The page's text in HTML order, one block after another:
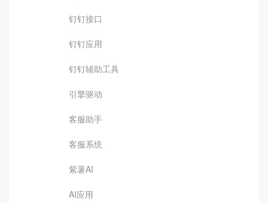
钉钉接口
钉钉应用
钉钉辅助工具
引擎驱动
客服助手
客服系统
紫薯AI
AI应用